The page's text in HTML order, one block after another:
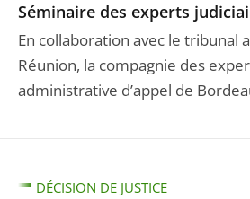
Séminaire des experts
En collaboration avec le tribunal
Réunion, la compagnie des
administrative d’appel de
DÉCISION DE JUSTICE